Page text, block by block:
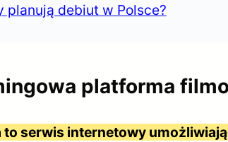
planują debiut w Polsce?
platforma
serwis internetowy